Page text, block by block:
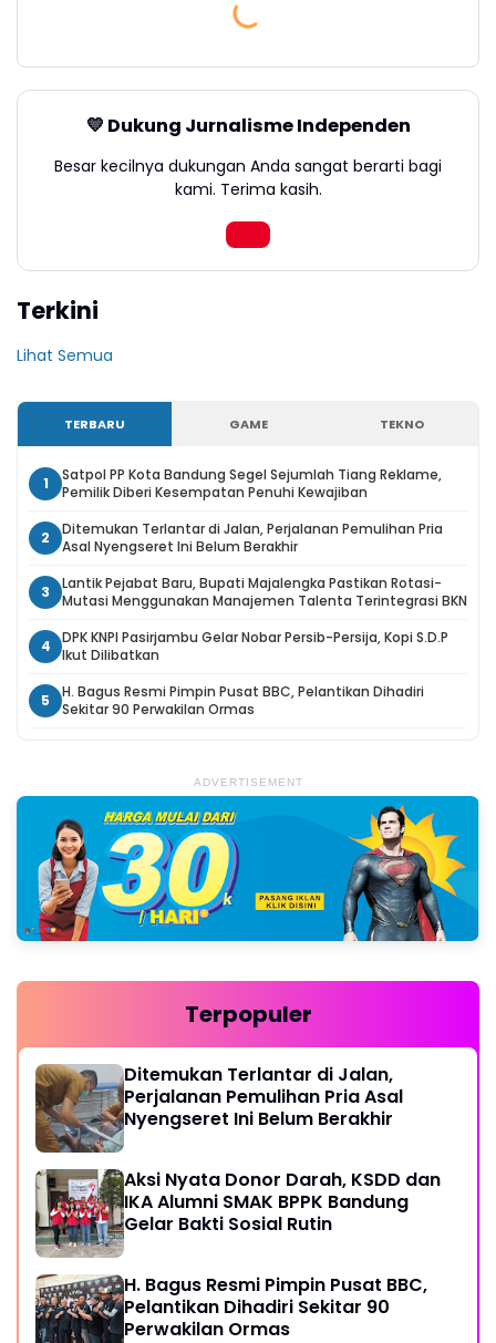
💛 Dukung Jurnalisme Independen
Besar kecilnya dukungan Anda sangat berarti bagi
kami. Terima kasih.
Terkini
Lihat Semua
TERBARU GAME TEKNO
1
Satpol PP Kota Bandung Segel Sejumlah Tiang Reklame,
Pemilik Diberi Kesempatan Penuhi Kewajiban
2
Ditemukan Terlantar di Jalan, Perjalanan Pemulihan Pria
Asal Nyengseret Ini Belum Berakhir
3
Lantik Pejabat Baru, Bupati Majalengka Pastikan Rotasi-
Mutasi Menggunakan Manajemen Talenta Terintegrasi BKN
4
DPK KNPI Pasirjambu Gelar Nobar Persib-Persija, Kopi S.D.P
Ikut Dilibatkan
5
H. Bagus Resmi Pimpin Pusat BBC, Pelantikan Dihadiri
Sekitar 90 Perwakilan Ormas
ADVERTISEMENT
Terpopuler
Ditemukan Terlantar di Jalan,
Perjalanan Pemulihan Pria Asal
Nyengseret Ini Belum Berakhir
Aksi Nyata Donor Darah, KSDD dan
IKA Alumni SMAK BPPK Bandung
Gelar Bakti Sosial Rutin
H. Bagus Resmi Pimpin Pusat BBC,
Pelantikan Dihadiri Sekitar 90
Perwakilan Ormas